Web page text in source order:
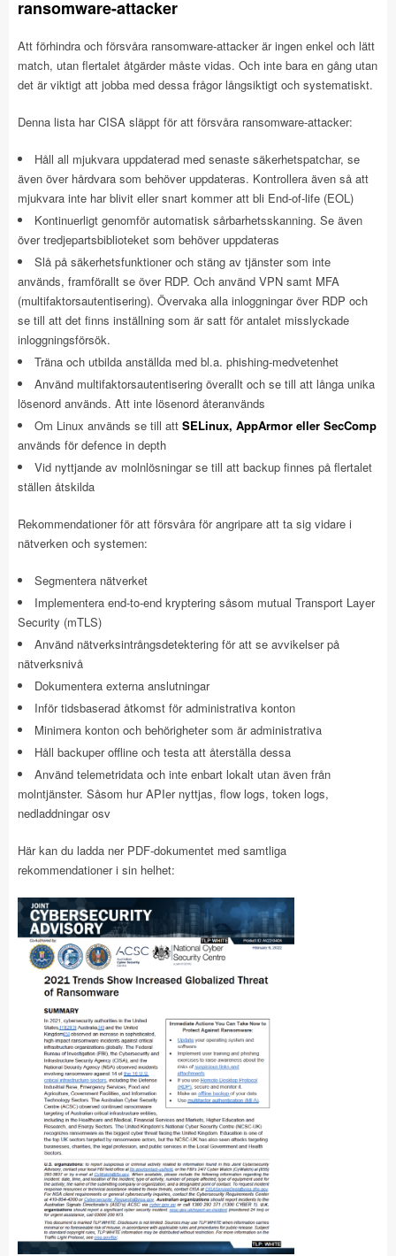
ransomware-attacker
Att förhindra och försvåra ransomware-attacker är ingen enkel och lätt
match, utan flertalet åtgärder måste vidas. Och inte bara en gång utan
det är viktigt att jobba med dessa frågor långsiktigt och systematiskt.
Denna lista har CISA släppt för att försvåra ransomware-attacker:
Håll all mjukvara uppdaterad med senaste säkerhetspatchar, se
även över hårdvara som behöver uppdateras. Kontrollera även så att
mjukvara inte har blivit eller snart kommer att bli End-of-life (EOL)
Kontinuerligt genomför automatisk sårbarhetsskanning. Se även
över tredjepartsbiblioteket som behöver uppdateras
Slå på säkerhetsfunktioner och stäng av tjänster som inte
används, framförallt se över RDP. Och använd VPN samt MFA
(multifaktorsautentisering). Övervaka alla inloggningar över RDP och
se till att det finns inställning som är satt för antalet misslyckade
inloggningsförsök.
Träna och utbilda anställda med bl.a. phishing-medvetenhet
Använd multifaktorsautentisering överallt och se till att långa unika
lösenord används. Att inte lösenord återanvänds
Om Linux används se till att SELinux, AppArmor eller SecComp
används för defence in depth
Vid nyttjande av molnlösningar se till att backup finnes på flertalet
ställen åtskilda
Rekommendationer för att försvåra för angripare att ta sig vidare i
nätverken och systemen:
Segmentera nätverket
Implementera end-to-end kryptering såsom mutual Transport Layer
Security (mTLS)
Använd nätverksintrångsdetektering för att se avvikelser på
nätverksnivå
Dokumentera externa anslutningar
Inför tidsbaserad åtkomst för administrativa konton
Minimera konton och behörigheter som är administrativa
Håll backuper offline och testa att återställa dessa
Använd telemetridata och inte enbart lokalt utan även från
molntjänster. Såsom hur APIer nyttjas, flow logs, token logs,
nedladdningar osv
Här kan du ladda ner PDF-dokumentet med samtliga
rekommendationer i sin helhet: